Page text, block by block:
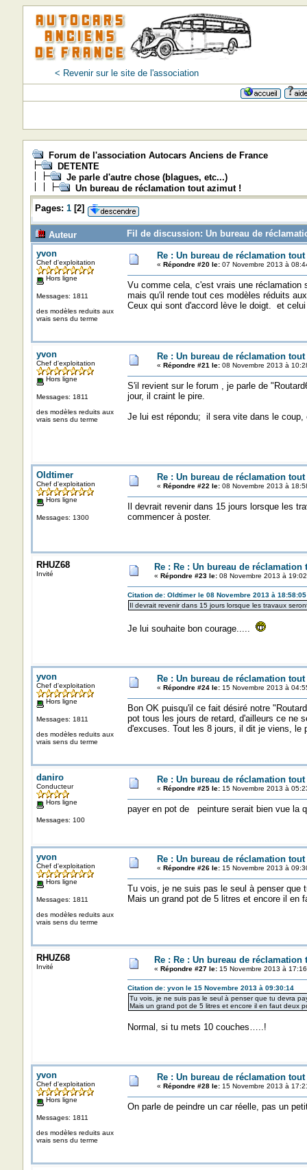
< Revenir sur le site de l'association
Forum de l'association Autocars Anciens de France
DETENTE
Je parle d'autre chose (blagues, etc...)
Un bureau de réclamation tout azimut !
Pages: 1[2]
Auteur
Fil de discussion: Un bureau de
yvon
Chef d'exploitation
Hors ligne
Messages: 1811
des modèles reduits aux
vrais sens du terme
Re : Un bureau de réclamation
« Répondre #20 le:07 Novembre 2013 à
Vu comme cela, c'est vrais une réclamation
mais qu'il rende tout ces modèles réduits
Ceux qui sont d'accord lève le doigt. et
yvon
Chef d'exploitation
Hors ligne
Messages: 1811
des modèles reduits aux
vrais sens du terme
Re : Un bureau de réclamation
« Répondre #21 le:08 Novembre 2013 à
S'il revient sur le forum , je parle de
jour, il craint le pire.
Je lui est répondu; il sera vite dans le
Oldtimer
Chef d'exploitation
Hors ligne
Messages: 1300
Re : Un bureau de réclamation
« Répondre #22 le:08 Novembre 2013 à
Il devrait revenir dans 15 jours lorsque les
commencer à poster.
RHUZ68
Invité
Re : Re : Un bureau de réclamation
« Répondre #23 le:08 Novembre 2013 à
Citation de: Oldtimer le 08 Novembre 2013 à 18:58:05
Il devrait revenir dans 15 jours lorsque les travaux
Je lui souhaite bon courage.....
yvon
Chef d'exploitation
Hors ligne
Messages: 1811
des modèles reduits aux
vrais sens du terme
Re : Un bureau de réclamation
« Répondre #24 le:15 Novembre 2013 à
Bon OK puisqu'il ce fait désiré notre
pot tous les jours de retard, d'ailleurs ce ne
d'excuses. Tout les 8 jours, il dit je viens, le
daniro
Conducteur
Hors ligne
Messages: 100
Re : Un bureau de réclamation
« Répondre #25 le:15 Novembre 2013 à
payer en pot de peinture serait bien vue la
yvon
Chef d'exploitation
Hors ligne
Messages: 1811
des modèles reduits aux
vrais sens du terme
Re : Un bureau de réclamation
« Répondre #26 le:15 Novembre 2013 à
Tu vois, je ne suis pas le seul à penser que
Mais un grand pot de 5 litres et encore il en
RHUZ68
Invité
Re : Re : Un bureau de réclamation
« Répondre #27 le:15 Novembre 2013 à
Citation de: yvon le 15 Novembre 2013 à 09:30:14
Tu vois, je ne suis pas le seul à penser que tu devra
Mais un grand pot de 5 litres et encore il en faut deux
Normal, si tu mets 10 couches…..!
yvon
Chef d'exploitation
Hors ligne
Messages: 1811
des modèles reduits aux
vrais sens du terme
Re : Un bureau de réclamation
« Répondre #28 le:15 Novembre 2013 à
On parle de peindre un car réelle, pas un